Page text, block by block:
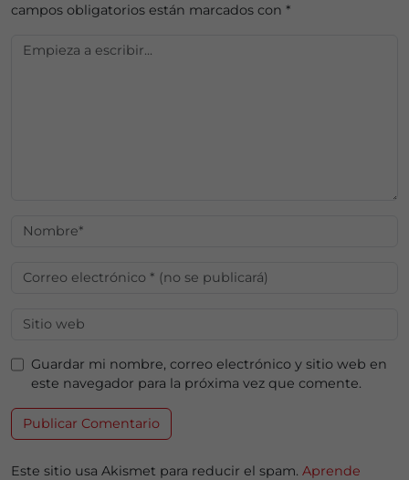
campos obligatorios están marcados con *
Guardar mi nombre, correo electrónico y sitio web en
este navegador para la próxima vez que comente.
Este sitio usa Akismet para reducir el spam. Aprende